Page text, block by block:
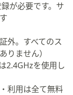
が必要です。サ
外。すべてのス
りません）
2.4GHzを使用し
利用は全て無料